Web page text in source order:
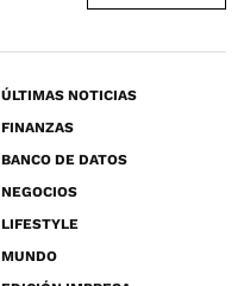
ÚLTIMAS NOTICIAS
FINANZAS
BANCO DE DATOS
NEGOCIOS
LIFESTYLE
MUNDO